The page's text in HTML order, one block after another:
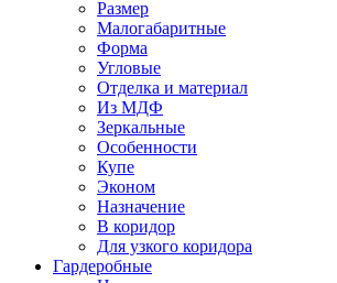
Размер
Малогабаритные
Форма
Угловые
Отделка и материал
Из МДФ
Зеркальные
Особенности
Купе
Эконом
Назначение
В коридор
Для узкого коридора
Гардеробные